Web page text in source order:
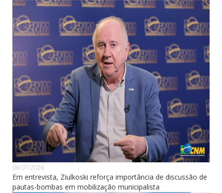
06/07/2026
Em entrevista, Ziulkoski reforça importância de discussão de
pautas-bombas em mobilização municipalista